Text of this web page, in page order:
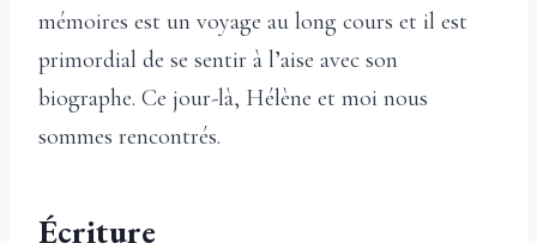
mémoires est un voyage au long cours et il est
primordial de se sentir à l’aise avec son
biographe. Ce jour-là, Hélène et moi nous
sommes rencontrés.
Écriture